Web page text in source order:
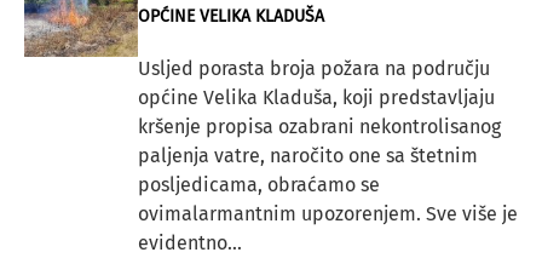
OPĆINE VELIKA KLADUŠA
Usljed porasta broja požara na području
općine Velika Kladuša, koji predstavljaju
kršenje propisa ozabrani nekontrolisanog
paljenja vatre, naročito one sa štetnim
posljedicama, obraćamo se
ovimalarmantnim upozorenjem. Sve više je
evidentno...